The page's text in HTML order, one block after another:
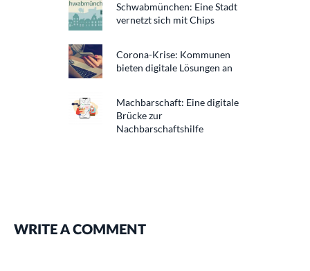
Schwabmünchen: Eine Stadt
vernetzt sich mit Chips
Corona-Krise: Kommunen
bieten digitale Lösungen an
Machbarschaft: Eine digitale
Brücke zur
Nachbarschaftshilfe
WRITE A COMMENT